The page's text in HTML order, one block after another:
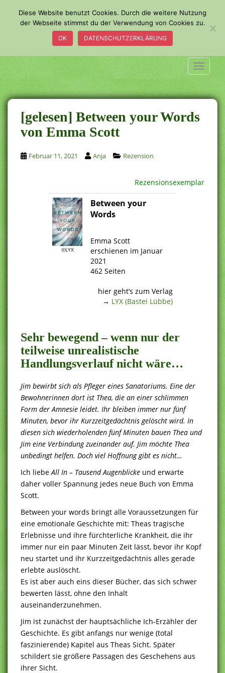
m
a
i
n
c
o
n
t
e
n
t
[gelesen] Between your Words
von Emma Scott
Februar 11, 2021 Anja Rezension
Rezensionsexemplar
©LYX
Between your
Words
Emma Scott
erschienen im Januar
2021
462 Seiten
hier geht’s zum Verlag
→ LYX (Bastei Lübbe)
Sehr bewegend – wenn nur der
teilweise unrealistische
Handlungsverlauf nicht wäre…
Jim bewirbt sich als Pfleger eines Sanatoriums. Eine der
Bewohnerinnen dort ist Thea, die an einer schlimmen
Form der Amnesie leidet. Ihr bleiben immer nur fünf
Minuten, bevor ihr Kurzzeitgedächtnis gelöscht wird. In
diesen sich wiederholenden fünf Minuten bauen Thea und
Jim eine Verbindung zueinander auf. Jim möchte Thea
unbedingt helfen. Doch viel Hoffnung gibt es nicht…
Ich liebeAll In – Tausend Augenblicke und erwarte
daher voller Spannung jedes neue Buch von Emma
Scott.
Between your words bringt alle Voraussetzungen für
eine emotionale Geschichte mit: Theas tragische
Erlebnisse und ihre fürchterliche Krankheit, die ihr
immer nur ein paar Minuten Zeit lässt, bevor ihr Kopf
neu startet und ihr Kurzzeitgedächtnis alles gerade
erlebte auslöscht.
Es ist aber auch eins dieser Bücher, das sich schwer
bewerten lässt, ohne den Inhalt
auseinanderzunehmen.
Jim ist zunächst der hauptsächliche Ich-Erzähler der
Geschichte. Es gibt anfangs nur wenige (total
faszinierende) Kapitel aus Theas Sicht. Später
schildert sie größere Passagen des Geschehens aus
ihrer Sicht.
Diese Website benutzt Cookies. Durch die weitere Nutzung
der Webseite stimmst du der Verwendung von Cookies zu.
OK DATENSCHUTZERKLÄRUNG